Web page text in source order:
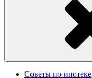
Советы по ипотеке